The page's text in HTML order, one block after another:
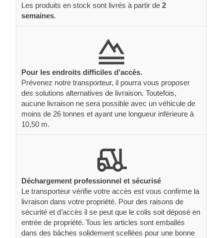
Les produits en stock sont livrés à partir de 2
semaines.
Pour les endroits difficiles d'accès.
Prévenez notre transporteur, il pourra vous proposer
des solutions alternatives de livraison. Toutefois,
aucune livraison ne sera possible avec un véhicule de
moins de 26 tonnes et ayant une longueur inférieure à
10,50 m.
Déchargement professionnel et sécurisé
Le transporteur vérifie votre accès est vous confirme la
livraison dans votre propriété. Pour des raisons de
sécurité et d’accès il se peut que le colis soit déposé en
entrée de propriété. Tous les articles sont emballés
dans des bâches solidement scellées pour une bonne